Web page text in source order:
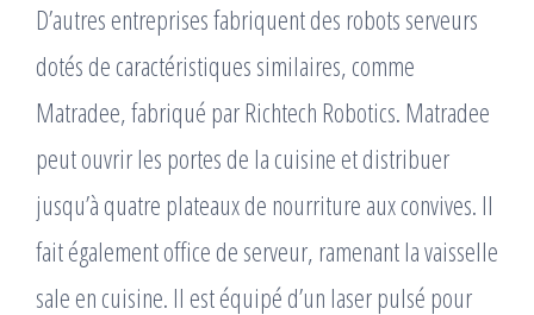
D’autres entreprises fabriquent des robots serveurs
dotés de caractéristiques similaires, comme
Matradee, fabriqué par Richtech Robotics. Matradee
peut ouvrir les portes de la cuisine et distribuer
jusqu’à quatre plateaux de nourriture aux convives. Il
fait également office de serveur, ramenant la vaisselle
sale en cuisine. Il est équipé d’un laser pulsé pour